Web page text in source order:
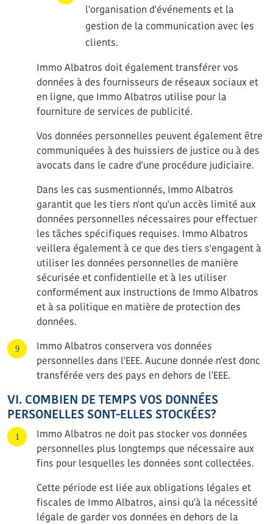
l'organisation d'événements et la
gestion de la communication avec les
clients.
Immo Albatros doit également transférer vos
données à des fournisseurs de réseaux sociaux et
en ligne, que Immo Albatros utilise pour la
fourniture de services de publicité.
Vos données personnelles peuvent également être
communiquées à des huissiers de justice ou à des
avocats dans le cadre d'une procédure judiciaire.
Dans les cas susmentionnés, Immo Albatros
garantit que les tiers n'ont qu'un accès limité aux
données personnelles nécessaires pour effectuer
les tâches spécifiques requises. Immo Albatros
veillera également à ce que des tiers s'engagent à
utiliser les données personnelles de manière
sécurisée et confidentielle et à les utiliser
conformément aux instructions de Immo Albatros
et à sa politique en matière de protection des
données.
Immo Albatros conservera vos données
personnelles dans l'EEE. Aucune donnée n'est donc
transférée vers des pays en dehors de l'EEE.
VI. COMBIEN DE TEMPS VOS DONNÉES
PERSONELLES SONT-ELLES STOCKÉES?
Immo Albatros ne doit pas stocker vos données
personnelles plus longtemps que nécessaire aux
fins pour lesquelles les données sont collectées.
Cette période est liée aux obligations légales et
fiscales de Immo Albatros, ainsi qu'à la nécessité
légale de garder vos données en dehors de la